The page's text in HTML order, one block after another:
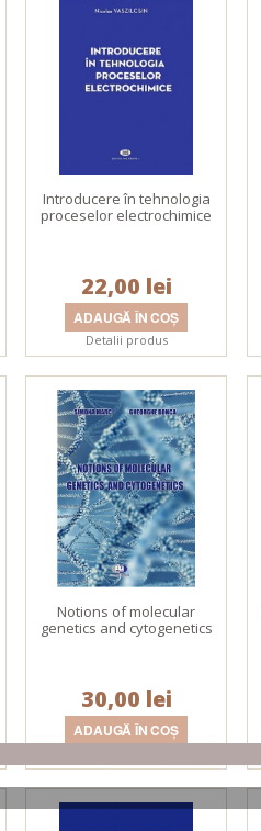
Introducere în tehnologia
proceselor electrochimice
22,00 lei
Detalii produs
Notions of molecular
genetics and cytogenetics
30,00 lei